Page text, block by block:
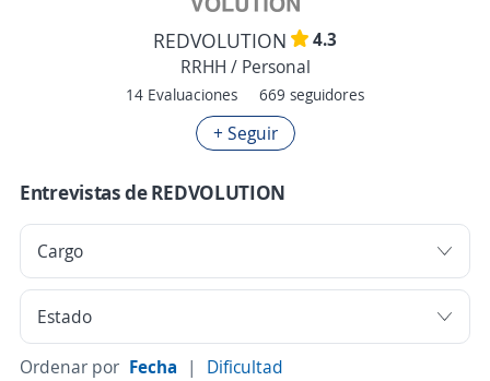
REDVOLUTION
4.3
RRHH / Personal
14 Evaluaciones 669 seguidores
+ Seguir
Entrevistas de REDVOLUTION
Ordenar por Fecha |
Dificultad